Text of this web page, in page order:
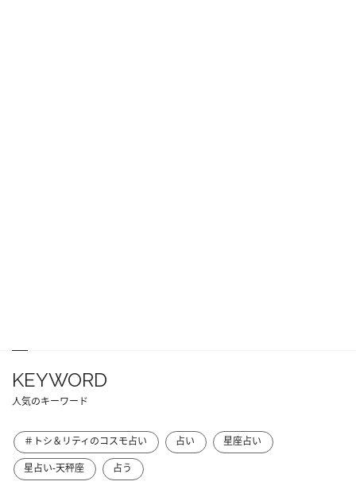
KEYWORD
人気のキーワード
＃トシ＆リティのコスモ占い 占い
星座占い
星占い-天秤座
占う